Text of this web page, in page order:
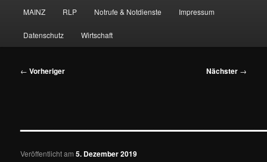
MAINZ RLP Notrufe & Notdienste Impressum
Datenschutz Wirtschaft
Beitragsnavigation
← Vorheriger Nächster →
Veröffentlicht am5. Dezember 2019